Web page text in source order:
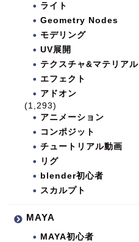
ライト
Geometry Nodes
モデリング
UV展開
テクスチャ&マテリアル
エフェクト
アドオン
(1,293)
アニメーション
コンポジット
チュートリアル動画
リグ
blender初心者
スカルプト
MAYA
MAYA初心者